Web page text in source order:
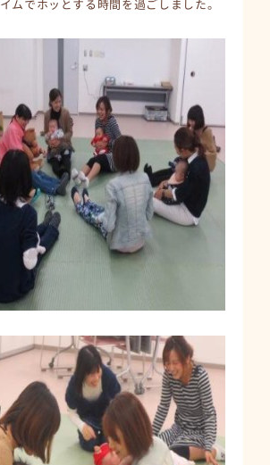
ムでホッとする時間を過ごしました。